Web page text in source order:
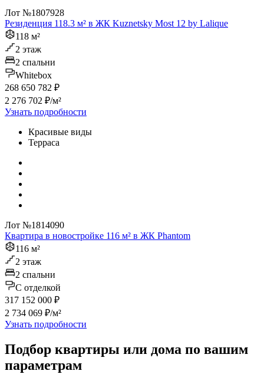
Лот №1807928
Резиденция 118.3 м² в ЖК Kuznetsky Most 12 by Lalique
118 м²
2 этаж
2 спальни
Whitebox
268 650 782 ₽
2 276 702 ₽/м²
Узнать подробности
Красивые виды
Терраса
Лот №1814090
Квартира в новостройке 116 м² в ЖК Phantom
116 м²
2 этаж
2 спальни
C отделкой
317 152 000 ₽
2 734 069 ₽/м²
Узнать подробности
Подбор квартиры или дома по вашим
параметрам